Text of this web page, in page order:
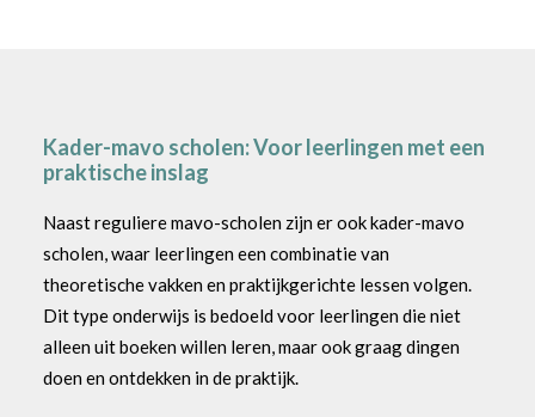
Kader-mavo scholen: Voor leerlingen met een
praktische inslag
Naast reguliere mavo-scholen zijn er ook kader-mavo
scholen, waar leerlingen een combinatie van
theoretische vakken en praktijkgerichte lessen volgen.
Dit type onderwijs is bedoeld voor leerlingen die niet
alleen uit boeken willen leren, maar ook graag dingen
doen en ontdekken in de praktijk.